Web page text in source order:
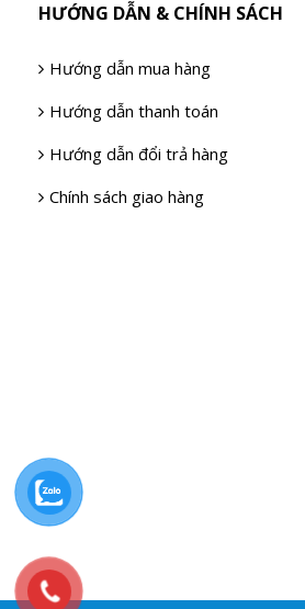
HƯỚNG DẪN & CHÍNH SÁCH
Hướng dẫn mua hàng
Hướng dẫn thanh toán
Hướng dẫn đổi trả hàng
Chính sách giao hàng